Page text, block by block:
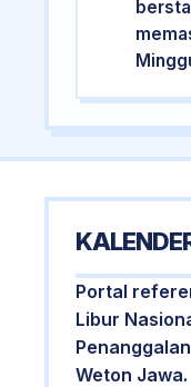
Portal
Libur
Weton Jawa.